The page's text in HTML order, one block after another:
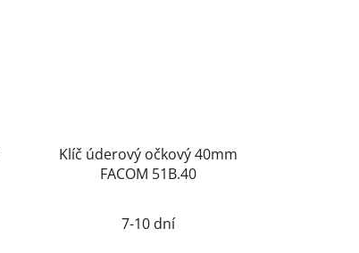
Klíč úderový očkový 40mm
FACOM 51B.40
7-10 dní